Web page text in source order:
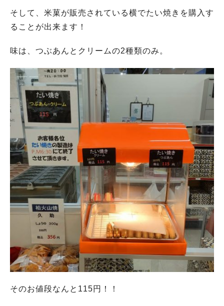
そして、米菓が販売されている横でたい焼きを購入す
ることが出来ます！
味は、つぶあんとクリームの2種類のみ。
そのお値段なんと115円！！